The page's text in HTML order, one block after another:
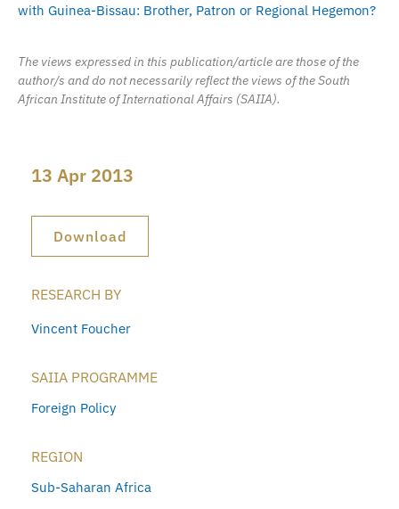
with Guinea-Bissau: Brother, Patron or Regional Hegemon?
The views expressed in this publication/article are those of the
author/s and do not necessarily reflect the views of the South
African Institute of International Affairs (SAIIA).
13 Apr 2013
Download
RESEARCH BY
Vincent Foucher
SAIIA PROGRAMME
Foreign Policy
REGION
Sub-Saharan Africa